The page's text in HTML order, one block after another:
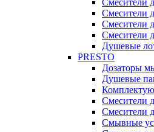
Смесители
Смесители
Смесители
Смесители
Душевые
PRESTO
Дозаторы
Душевые
Смесители
Смесители
Смывные